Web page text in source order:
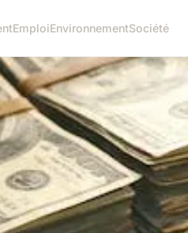
EmploiEnvironnementSociété